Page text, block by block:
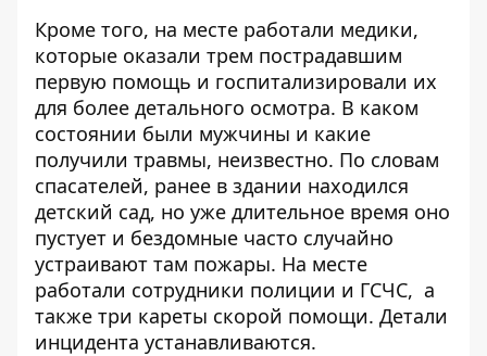
Кроме того, на месте работали медики,
которые оказали трем пострадавшим
первую помощь и госпитализировали их
для более детального осмотра. В каком
состоянии были мужчины и какие
получили травмы, неизвестно. По словам
спасателей, ранее в здании находился
детский сад, но уже длительное время оно
пустует и бездомные часто случайно
устраивают там пожары. На месте
работали сотрудники полиции и ГСЧС, а
также три кареты скорой помощи. Детали
инцидента устанавливаются.